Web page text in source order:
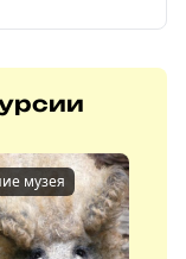
музея